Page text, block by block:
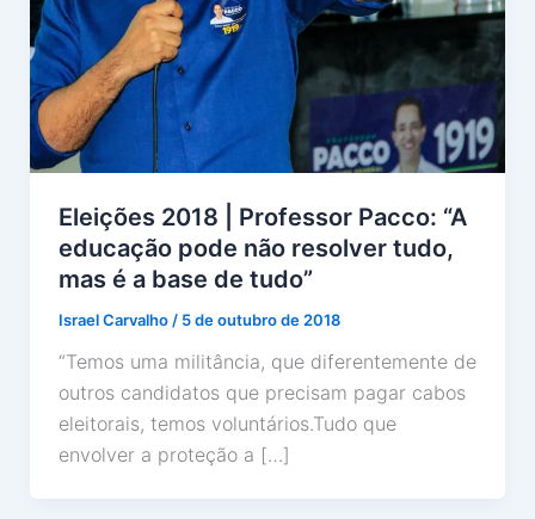
Eleições 2018 | Professor Pacco: “A
educação pode não resolver tudo,
mas é a base de tudo”
Israel Carvalho/ 5 de outubro de 2018
“Temos uma militância, que diferentemente de
outros candidatos que precisam pagar cabos
eleitorais, temos voluntários.Tudo que
envolver a proteção a […]